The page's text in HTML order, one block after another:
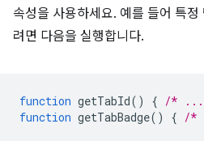
속성을 사용하세요. 예를 들어 특
려면 다음을 실행합니다.
function getTabId() { /*
function getTabBadge() { /*